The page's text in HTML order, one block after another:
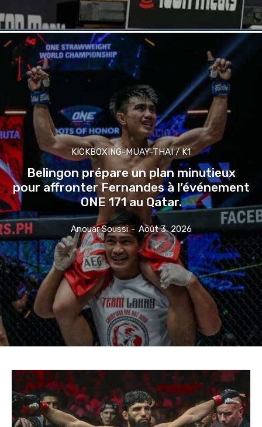
KICKBOXING-MUAY-THAI / K1
Belingon prépare un plan minutieux
pour affronter Fernandes à l’événement
ONE 171 au Qatar.
Anouar Soussi - Août 3, 2026